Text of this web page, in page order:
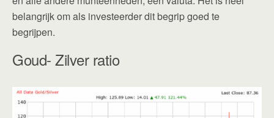
belangrijk om als investeerder dit begrip goed te
begrijpen.
Goud- Zilver ratio